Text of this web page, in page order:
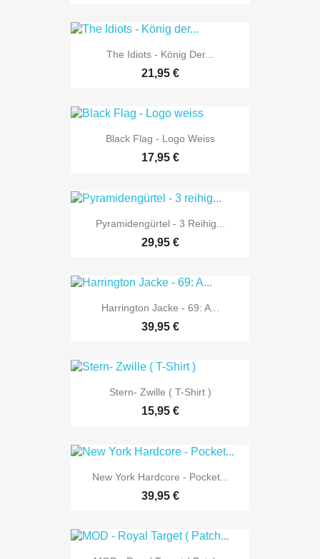
The Idiots - König Der...
21,95 €
Black Flag - Logo Weiss
17,95 €
Pyramidengürtel - 3 Reihig...
29,95 €
Harrington Jacke - 69: A...
39,95 €
Stern- Zwille ( T-Shirt )
15,95 €
New York Hardcore - Pocket...
39,95 €